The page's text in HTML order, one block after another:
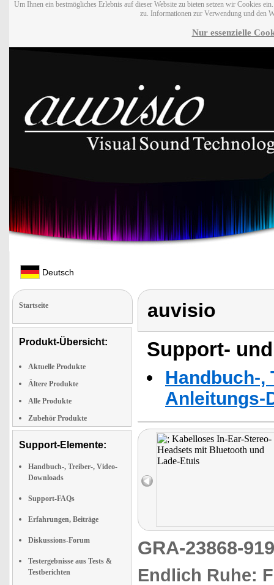
Um Ihnen ein bestmögliches Erlebnis auf dieser Website zu bieten setzen wir Cookies
zu. Informationen zur Verwendung und den
Nur essenzielle
Deutsch
Startseite
Produkt-Übersicht:
Aktuelle Produkte
Ältere Produkte
Alle Produkte
Zubehör Produkte
Support-Elemente:
Handbuch-, Treiber-, Video-
Downloads
Support-FAQs
Erfahrungen, Beiträge
Diskussions-Forum
Testergebnisse aus Tests &
Testberichten
auvisio
Support-
Handbuch-,
Anleitungs-
GRA-23868-
Endlich Ruhe: